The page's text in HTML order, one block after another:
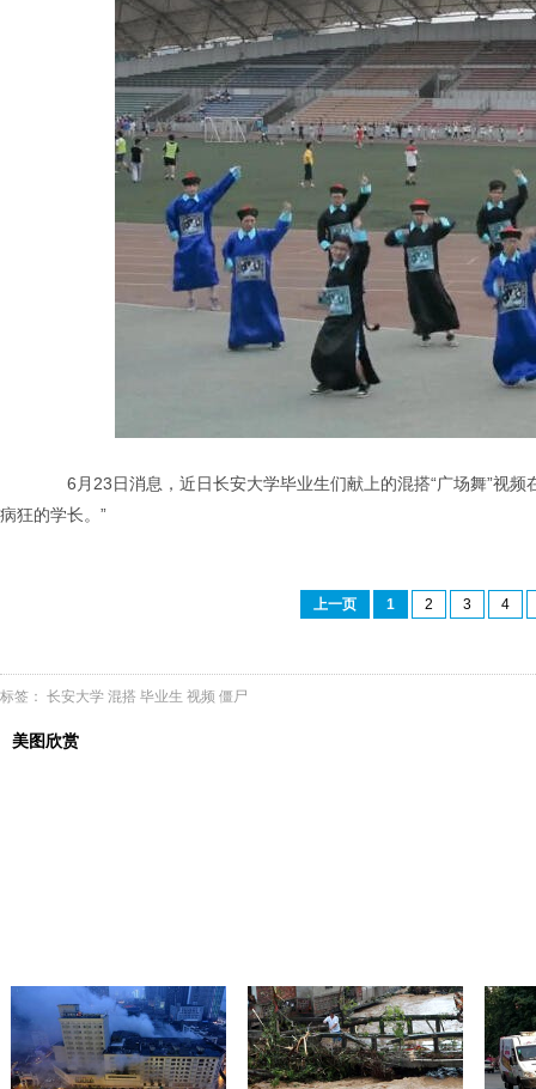
6月23日消息，近日长安大学毕业生们献上的混搭“广场舞”视频
病狂的学长。”
上一页 1 2 3 4
标签： 长安大学 混搭 毕业生 视频 僵尸
美图欣赏